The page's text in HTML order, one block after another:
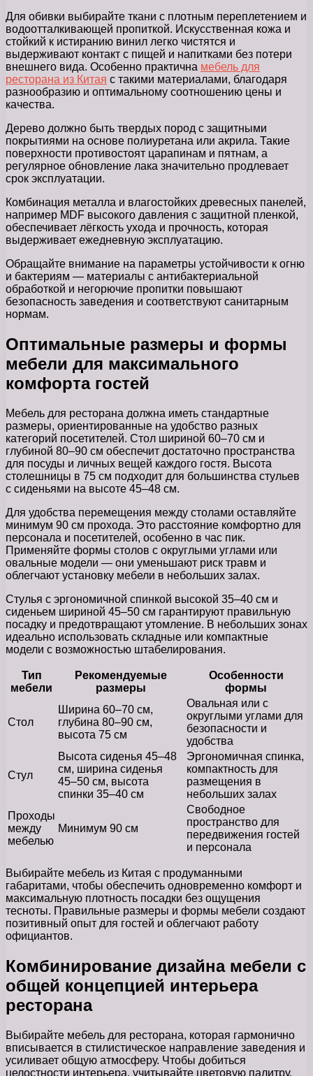
Для обивки выбирайте ткани с плотным переплетением и
водоотталкивающей пропиткой. Искусственная кожа и
стойкий к истиранию винил легко чистятся и
выдерживают контакт с пищей и напитками без потери
внешнего вида. Особенно практична мебель для
ресторана из Китая с такими материалами, благодаря
разнообразию и оптимальному соотношению цены и
качества.
Дерево должно быть твердых пород с защитными
покрытиями на основе полиуретана или акрила. Такие
поверхности противостоят царапинам и пятнам, а
регулярное обновление лака значительно продлевает
срок эксплуатации.
Комбинация металла и влагостойких древесных панелей,
например MDF высокого давления с защитной пленкой,
обеспечивает лёгкость ухода и прочность, которая
выдерживает ежедневную эксплуатацию.
Обращайте внимание на параметры устойчивости к огню
и бактериям — материалы с антибактериальной
обработкой и негорючие пропитки повышают
безопасность заведения и соответствуют санитарным
нормам.
Оптимальные размеры и формы
мебели для максимального
комфорта гостей
Мебель для ресторана должна иметь стандартные
размеры, ориентированные на удобство разных
категорий посетителей. Стол шириной 60–70 см и
глубиной 80–90 см обеспечит достаточно пространства
для посуды и личных вещей каждого гостя. Высота
столешницы в 75 см подходит для большинства стульев
с сиденьями на высоте 45–48 см.
Для удобства перемещения между столами оставляйте
минимум 90 см прохода. Это расстояние комфортно для
персонала и посетителей, особенно в час пик.
Применяйте формы столов с округлыми углами или
овальные модели — они уменьшают риск травм и
облегчают установку мебели в небольших залах.
Стулья с эргономичной спинкой высокой 35–40 см и
сиденьем шириной 45–50 см гарантируют правильную
посадку и предотвращают утомление. В небольших зонах
идеально использовать складные или компактные
модели с возможностью штабелирования.
Тип
мебели
Рекомендуемые
размеры
Особенности
формы
Стол
Ширина 60–70 см,
глубина 80–90 см,
высота 75 см
Овальная или с
округлыми углами для
безопасности и
удобства
Стул
Высота сиденья 45–48
см, ширина сиденья
45–50 см, высота
спинки 35–40 см
Эргономичная спинка,
компактность для
размещения в
небольших залах
Проходы
между
мебелью
Минимум 90 см
Свободное
пространство для
передвижения гостей
и персонала
Выбирайте мебель из Китая с продуманными
габаритами, чтобы обеспечить одновременно комфорт и
максимальную плотность посадки без ощущения
тесноты. Правильные размеры и формы мебели создают
позитивный опыт для гостей и облегчают работу
официантов.
Комбинирование дизайна мебели с
общей концепцией интерьера
ресторана
Выбирайте мебель для ресторана, которая гармонично
вписывается в стилистическое направление заведения и
усиливает общую атмосферу. Чтобы добиться
целостности интерьера, учитывайте цветовую палитру,